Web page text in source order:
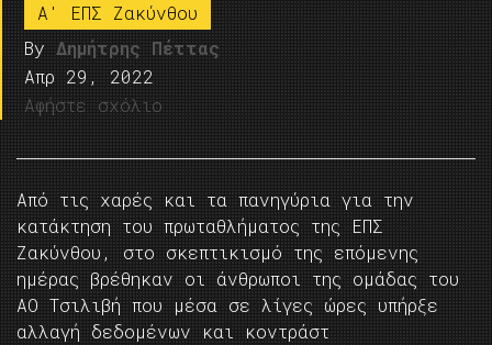
A' ΕΠΣ Ζακύνθου
By Δημήτρης Πέττας
Απρ 29, 2022
Αφήστε σχόλιο
Από τις χαρές και τα πανηγύρια για την
κατάκτηση του πρωταθλήματος της ΕΠΣ
Ζακύνθου, στο σκεπτικισμό της επόμενης
ημέρας βρέθηκαν οι άνθρωποι της ομάδας του
ΑΟ Τσιλιβή που μέσα σε λίγες ώρες υπήρξε
αλλαγή δεδομένων και κοντράστ